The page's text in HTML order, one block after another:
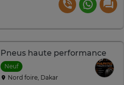
Pneus haute performance
Neuf
Nord foire, Dakar